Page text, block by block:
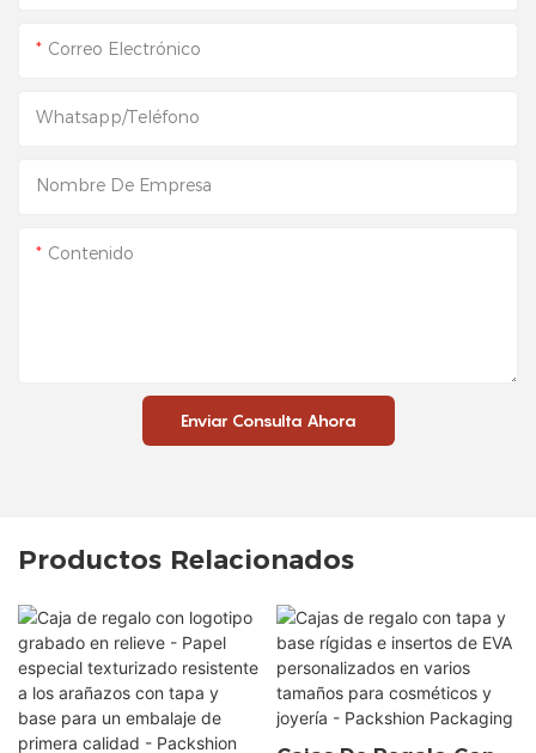
Correo Electrónico
Whatsapp/Teléfono
Nombre De Empresa
Contenido
Enviar Consulta Ahora
Productos Relacionados